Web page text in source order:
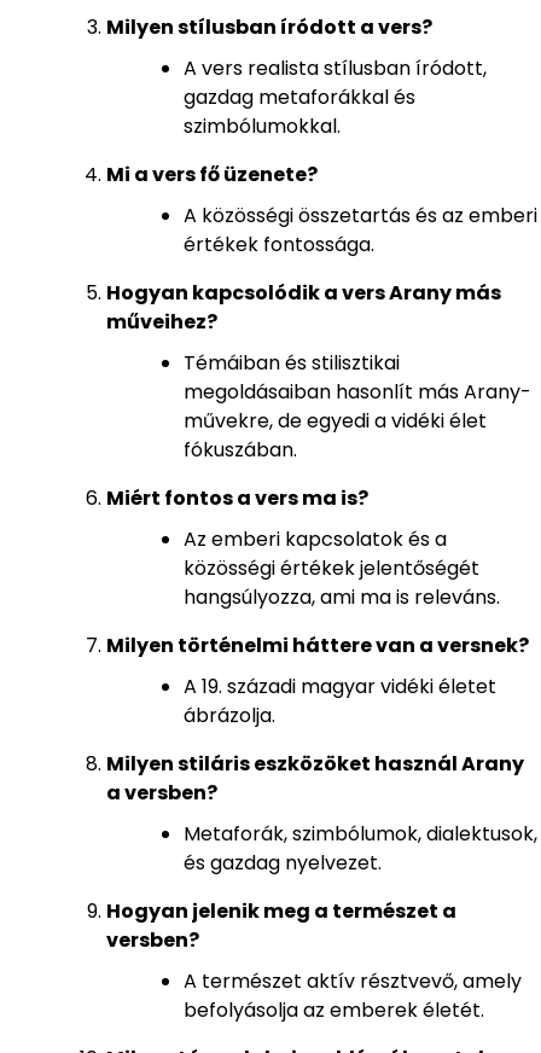
Milyen stílusban íródott a vers?
A vers realista stílusban íródott,
gazdag metaforákkal és
szimbólumokkal.
Mi a vers fő üzenete?
A közösségi összetartás és az emberi
értékek fontossága.
Hogyan kapcsolódik a vers Arany más
műveihez?
Témáiban és stilisztikai
megoldásaiban hasonlít más Arany-
művekre, de egyedi a vidéki élet
fókuszában.
Miért fontos a vers ma is?
Az emberi kapcsolatok és a
közösségi értékek jelentőségét
hangsúlyozza, ami ma is releváns.
Milyen történelmi háttere van a versnek?
A 19. századi magyar vidéki életet
ábrázolja.
Milyen stiláris eszközöket használ Arany
a versben?
Metaforák, szimbólumok, dialektusok,
és gazdag nyelvezet.
Hogyan jelenik meg a természet a
versben?
A természet aktív résztvevő, amely
befolyásolja az emberek életét.